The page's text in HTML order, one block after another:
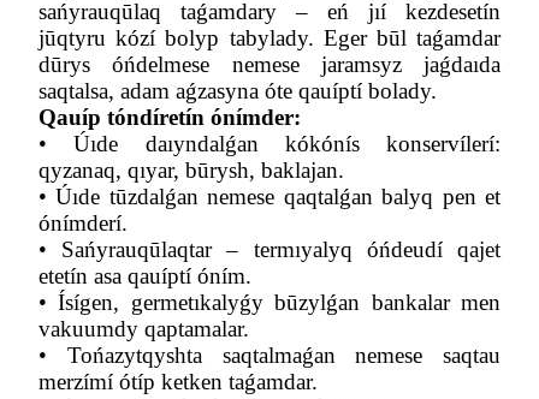
sańyrauqūlaq taǵamdary – eń jıí kezdesetín
jūqtyru kózí bolyp tabylady. Eger būl taǵamdar
dūrys óńdelmese nemese jaramsyz jaǵdaıda
saqtalsa, adam aǵzasyna óte qauíptí bolady.
Qauíp tóndíretín ónímder:
•
Úıde daıyndalǵan kókónís konservílerí:
qyzanaq, qıyar, būrysh, baklajan.
• Úıde tūzdalǵan nemese qaqtalǵan balyq pen et
ónímderí.
•
Sańyrauqūlaqtar – termıyalyq óńdeudí qajet
etetín asa qauíptí óním.
• Ísígen, germetıkalyǵy būzylǵan bankalar men
vakuumdy qaptamalar.
•
Tońazytqyshta saqtalmaǵan nemese saqtau
merzímí ótíp ketken taǵamdar.